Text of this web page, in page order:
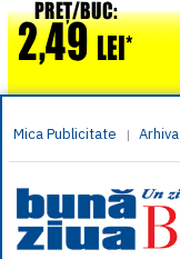
Mica Publicitate | Arhiva